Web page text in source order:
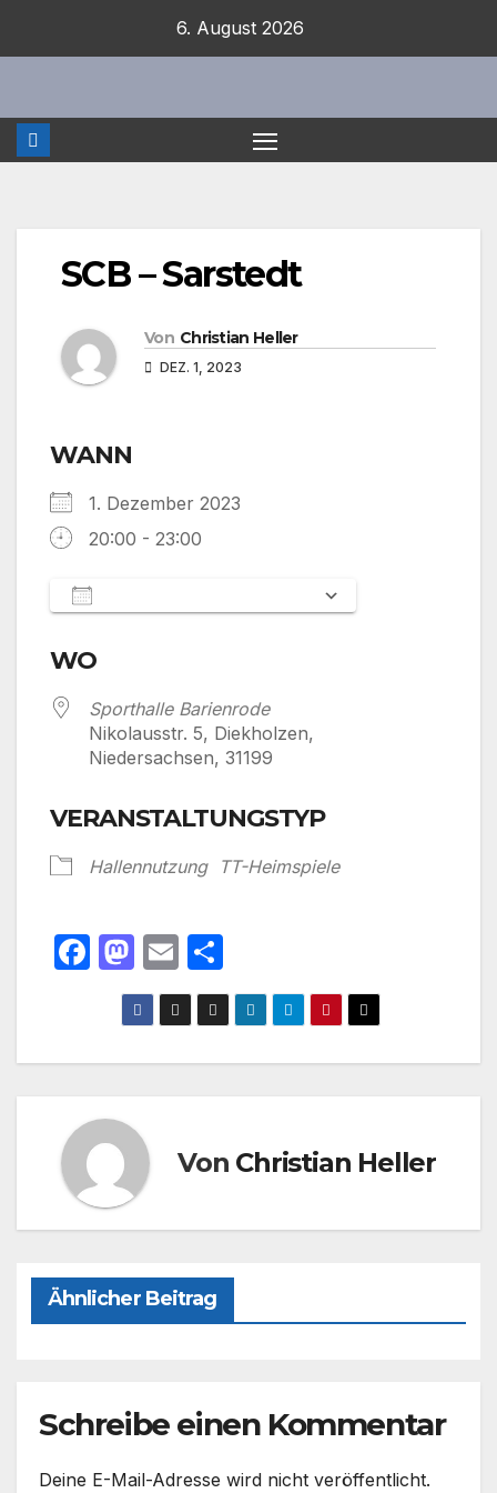
6. August 2026
SCB – Sarstedt
Von Christian Heller
DEZ. 1, 2023
WANN
1. Dezember 2023
20:00 - 23:00
WO
Sporthalle Barienrode
Nikolausstr. 5, Diekholzen,
Niedersachsen, 31199
VERANSTALTUNGSTYP
Hallennutzung TT-Heimspiele
F
e
o
o
k
M
a
st
o
o
n
E
m
ail
ei
le
n
Von Christian Heller
Ähnlicher Beitrag
Schreibe einen Kommentar
Deine E-Mail-Adresse wird nicht veröffentlicht.